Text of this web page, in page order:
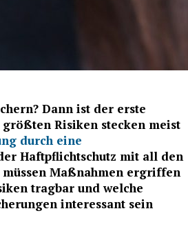
Dann ist der erste
Risiken stecken meist
durch eine
Haftpflichtschutz mit all den
Maßnahmen ergriffen
tragbar und welche
interessant sein